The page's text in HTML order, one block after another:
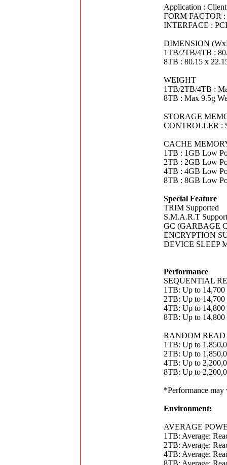
Application :
FORM FACTOR :
INTERFACE :
DIMENSION
1TB/2TB/4TB :
8TB : 80.15 x
WEIGHT
1TB/2TB/4TB :
8TB : Max 9.5g
STORAGE
CONTROLLER :
CACHE
1TB : 1GB Low
2TB : 2GB Low
4TB : 4GB Low
8TB : 8GB Low
Special Feature
TRIM Supported
S.M.A.R.T
GC (GARBAGE
ENCRYPTION
DEVICE SLEEP
Performance
SEQUENTIAL
1TB: Up to
2TB: Up to
4TB: Up to
8TB: Up to
RANDOM READ
1TB: Up to
2TB: Up to
4TB: Up to
8TB: Up to
*Performance may
Environment:
AVERAGE
1TB: Average:
2TB: Average:
4TB: Average:
8TB: Average: